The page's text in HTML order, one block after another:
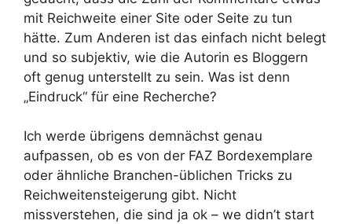
mit Reichweite einer Site oder Seite zu tun
hätte. Zum Anderen ist das einfach nicht belegt
und so subjektiv, wie die Autorin es Bloggern
oft genug unterstellt zu sein. Was ist denn
„Eindruck“ für eine Recherche?
Ich werde übrigens demnächst genau
aufpassen, ob es von der FAZ Bordexemplare
oder ähnliche Branchen-üblichen Tricks zu
Reichweitensteigerung gibt. Nicht
missverstehen, die sind ja ok – we didn’t start